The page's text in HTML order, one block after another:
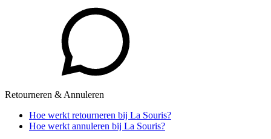
Retourneren & Annuleren
Hoe werkt retourneren bij La Souris?
Hoe werkt annuleren bij La Souris?